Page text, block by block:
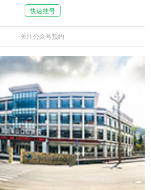
快速挂号
关注公众号预约